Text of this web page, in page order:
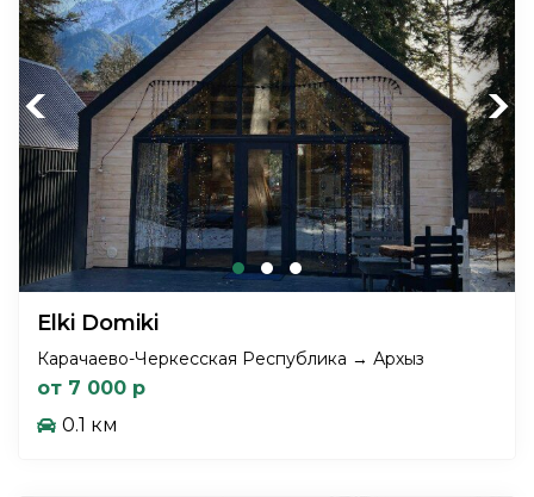
Previous Next
Elki Domiki
Карачаево-Черкесская Республика → Архыз
от 7 000 р
0.1 км